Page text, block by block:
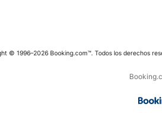
© 1996–2026 Booking.com™. Todos los derechos